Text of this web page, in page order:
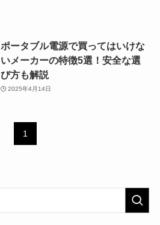
ポータブル電源で買ってはいけな
いメーカーの特徴5選！安全な選
び方も解説
2025年4月14日
1